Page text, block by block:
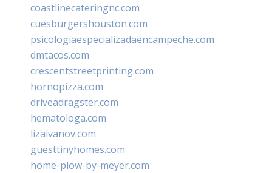
coastlinecateringnc.com
cuesburgershouston.com
psicologiaespecializadaencampeche.com
dmtacos.com
crescentstreetprinting.com
hornopizza.com
driveadragster.com
hematologa.com
lizaivanov.com
guesttinyhomes.com
home-plow-by-meyer.com